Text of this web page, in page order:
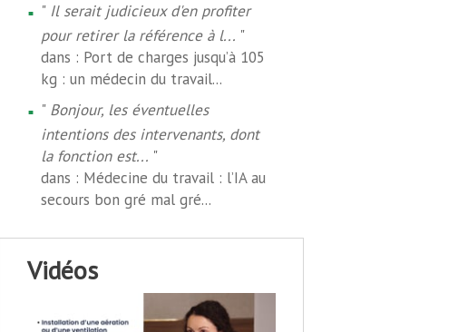
" Il serait judicieux d'en profiter
pour retirer la référence à l... "
dans : Port de charges jusqu’à 105
kg : un médecin du travail...
" Bonjour, les éventuelles
intentions des intervenants, dont
la fonction est... "
dans : Médecine du travail : l’IA au
secours bon gré mal gré...
vidéos